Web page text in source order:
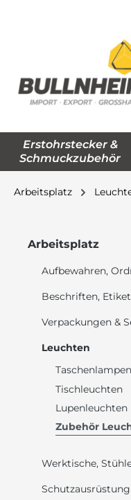
Erstohrstecker &
Schmuckzubehör
Arbeitsplatz
Arbeitsplatz
Aufbewahren,
Beschriften,
Verpackungen &
Leuchten
Taschenlampen
Tischleuchten
Lupenleuchten
Zubehör
Werktische,